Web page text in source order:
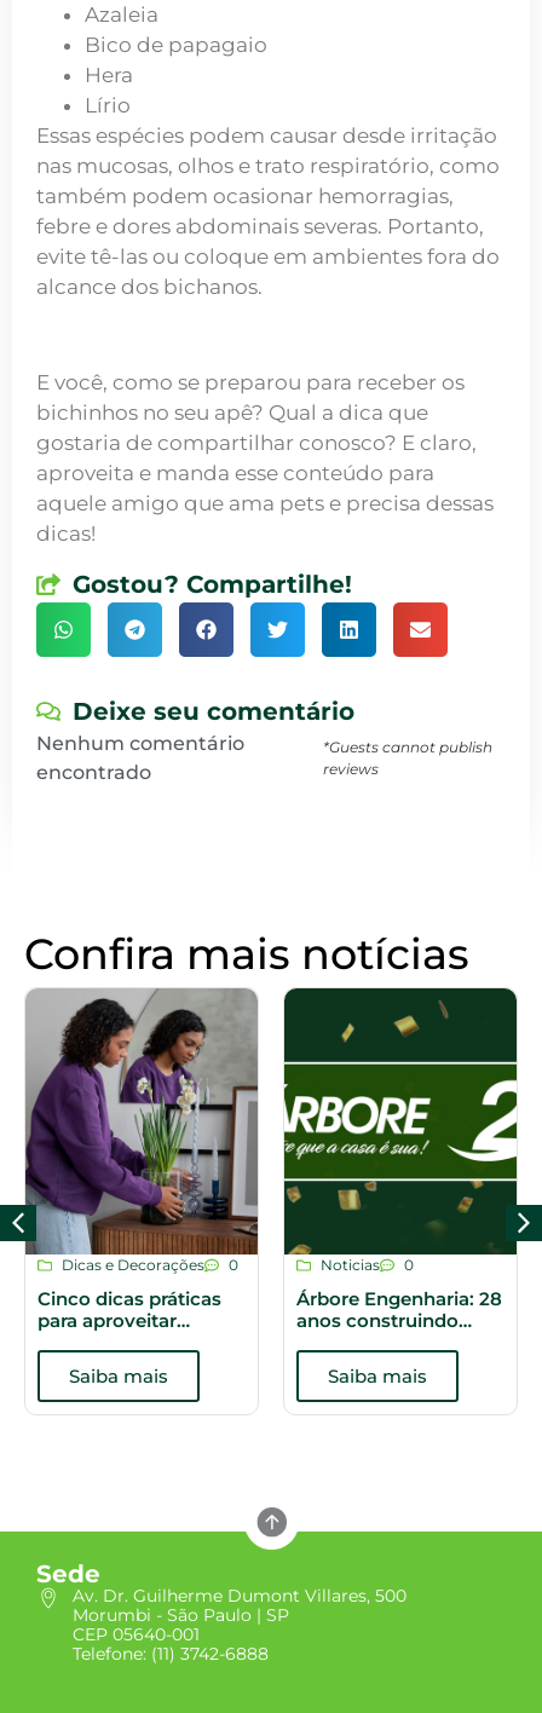
Azaleia
Bico de papagaio
Hera
Lírio
Essas espécies podem causar desde irritação
nas mucosas, olhos e trato respiratório, como
também podem ocasionar hemorragias,
febre e dores abdominais severas. Portanto,
evite tê-las ou coloque em ambientes fora do
alcance dos bichanos.
E você, como se preparou para receber os
bichinhos no seu apê? Qual a dica que
gostaria de compartilhar conosco? E claro,
aproveita e manda esse conteúdo para
aquele amigo que ama pets e precisa dessas
dicas!
Gostou? Compartilhe!
Deixe seu comentário
Nenhum comentário
encontrado
*Guests cannot publish
reviews
Confira mais notícias
Dicas e Decorações 0
Cinco dicas práticas
para aproveitar
apartamento
Saiba mais
Noticias 0
Árbore Engenharia: 28
anos construindo
Saiba mais
Sede
Av. Dr. Guilherme Dumont Villares, 500
Morumbi - São Paulo | SP
CEP 05640-001
Telefone: (11) 3742-6888